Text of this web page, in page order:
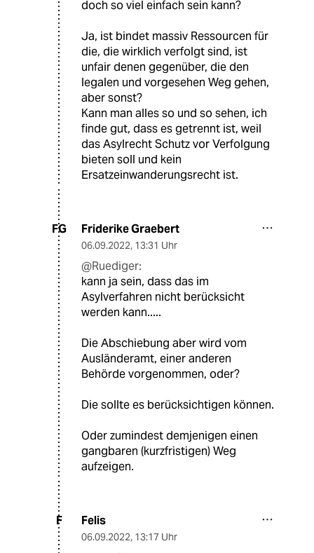
doch so viel einfach sein kann?
Ja, ist bindet massiv Ressourcen für
die, die wirklich verfolgt sind, ist
unfair denen gegenüber, die den
legalen und vorgesehen Weg gehen,
aber sonst?
Kann man alles so und so sehen, ich
finde gut, dass es getrennt ist, weil
das Asylrecht Schutz vor Verfolgung
bieten soll und kein
Ersatzeinwanderungsrecht ist.
FG Friderike Graebert
06.09.2022, 13:31 Uhr
@Ruediger:
kann ja sein, dass das im
Asylverfahren nicht berücksicht
werden kann.....
Die Abschiebung aber wird vom
Ausländeramt, einer anderen
Behörde vorgenommen, oder?
Die sollte es berücksichtigen können.
Oder zumindest demjenigen einen
gangbaren (kurzfristigen) Weg
aufzeigen.
F Felis
06.09.2022, 13:17 Uhr